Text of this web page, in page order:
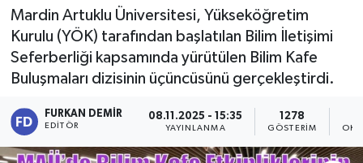
Mardin Artuklu Üniversitesi, Yükseköğretim
Kurulu (YÖK) tarafından başlatılan Bilim İletişimi
Seferberliği kapsamında yürütülen Bilim Kafe
Buluşmaları dizisinin üçüncüsünü gerçekleştirdi.
FURKAN DEMIR
EDITÖR
08.11.2025 - 15:35
YAYINLANMA
1278
GÖSTERIM
Süper Lig Puan Durumu ve Fikstür
Tüm Manşetler
Son Dakika Haberleri
Haber Arşivi